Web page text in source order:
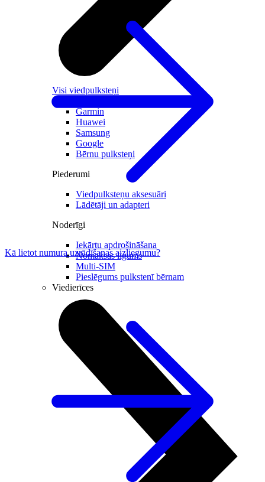
Visi viedpulksteņi
Garmin
Huawei
Samsung
Google
Bērnu pulksteņi
Piederumi
Viedpulksteņu aksesuāri
Lādētāji un adapteri
Noderīgi
Iekārtu apdrošināšana
Nomaksas līgums
Multi-SIM
Pieslēgums pulkstenī bērnam
Viedierīces
Kā lietot numura uzrādīšanas aizliegumu?